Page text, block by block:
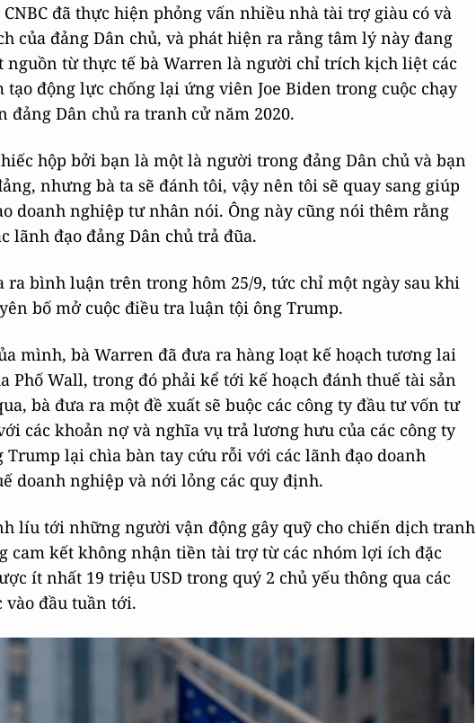
đã thực hiện phỏng vấn nhiều nhà tài trợ giàu có và
của đảng Dân chủ, và phát hiện ra rằng tâm lý này đang
nguồn từ thực tế bà Warren là người chỉ trích kịch liệt các
động lực chống lại ứng viên Joe Biden trong cuộc chạy
Dân chủ ra tranh cử năm 2020.
hộp bởi bạn là một là người trong đảng Dân chủ và bạn
nhưng bà ta sẽ đánh tôi, vậy nên tôi sẽ quay sang giúp
doanh nghiệp tư nhân nói. Ông này cũng nói thêm rằng
lãnh đạo đảng Dân chủ trả đũa.
ra bình luận trên trong hôm 25/9, tức chỉ một ngày sau khi
bố mở cuộc điều tra luận tội ông Trump.
mình, bà Warren đã đưa ra hàng loạt kế hoạch tương lai
Phố Wall, trong đó phải kể tới kế hoạch đánh thuế tài sản
bà đưa ra một đề xuất sẽ buộc các công ty đầu tư vốn tư
các khoản nợ và nghĩa vụ trả lương hưu của các công ty
lại chìa bàn tay cứu rỗi với các lãnh đạo doanh
doanh nghiệp và nới lỏng các quy định.
líu tới những người vận động gây quỹ cho chiến dịch tranh
cam kết không nhận tiền tài trợ từ các nhóm lợi ích đặc
ít nhất 19 triệu USD trong quý 2 chủ yếu thông qua các
vào đầu tuần tới.